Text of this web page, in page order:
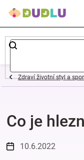
Dětské
a
oblečení
Pokojíček
Zdraví životní styl a
Co je
10.6.2022